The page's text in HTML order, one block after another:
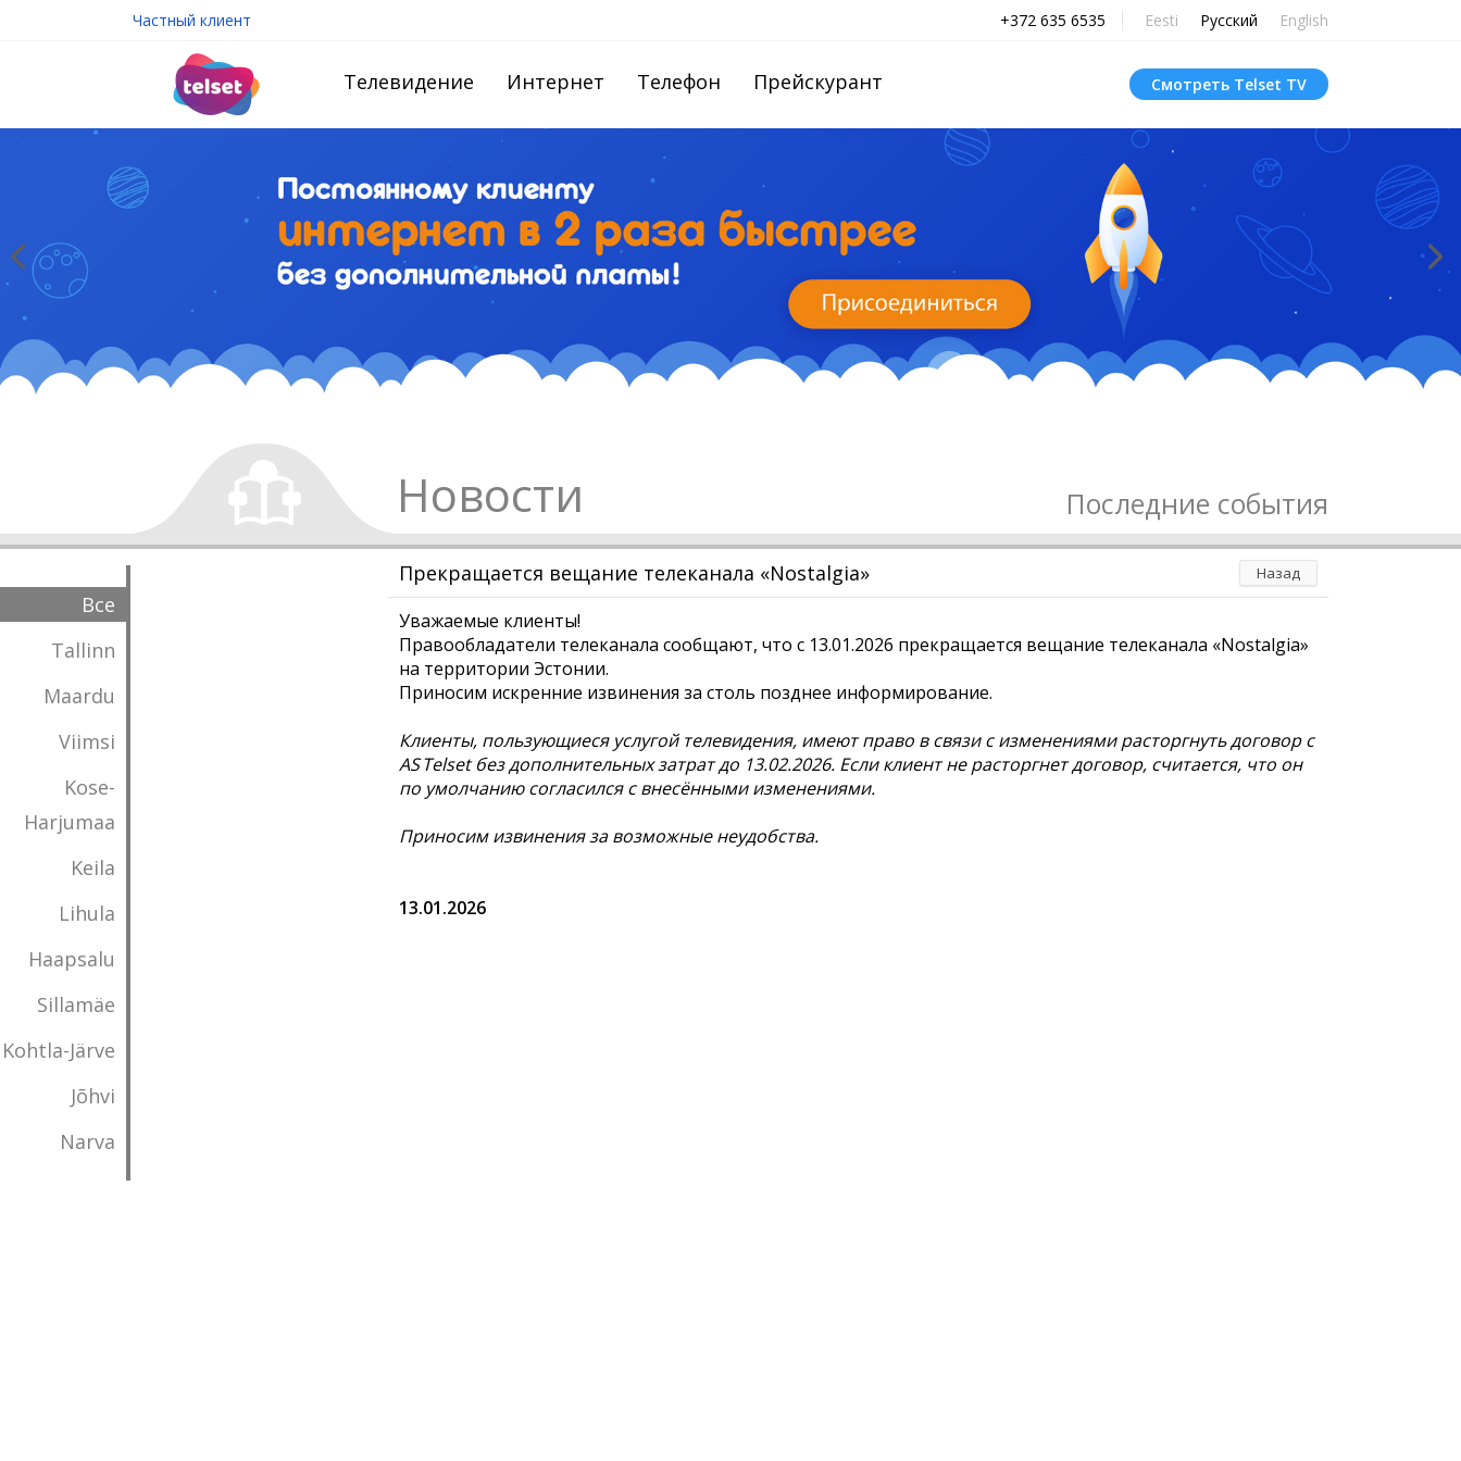
Частный клиент +372 635 6535 Eesti Русский English
Телевидение Интернет Телефон Прейскурант Смотреть Telset TV
Новости Последние события
Все
Tallinn
Maardu
Viimsi
Kose-
Harjumaa
Keila
Lihula
Haapsalu
Sillamäe
Kohtla-Järve
Jõhvi
Narva
Прекращается вещание телеканала «Nostalgia» Назад
Уважаемые клиенты!
Правообладатели телеканала сообщают, что с 13.01.2026 прекращается вещание телеканала «Nostalgia»
на территории Эстонии.
Приносим искренние извинения за столь позднее информирование.
Клиенты, пользующиеся услугой телевидения, имеют право в связи с изменениями расторгнуть договор с
AS Telset без дополнительных затрат до 13.02.2026. Если клиент не расторгнет договор, считается, что он
по умолчанию согласился с внесёнными изменениями.
Приносим извинения за возможные неудобства.
13.01.2026